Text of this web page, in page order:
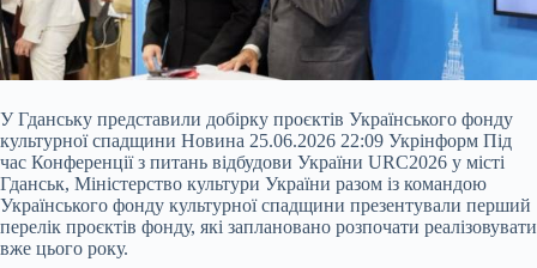
У Гданську представили добірку проєктів Українського фонду
культурної спадщини Новина 25.06.2026 22:09 Укрінформ Під
час Конференції з питань відбудови України URC2026 у місті
Гданськ, Міністерство культури України разом із командою
Українського фонду культурної спадщини презентували перший
перелік проєктів фонду, які заплановано розпочати реалізовувати
вже цього року.